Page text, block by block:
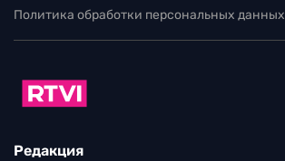
Политика обработки персональных данных
Редакция